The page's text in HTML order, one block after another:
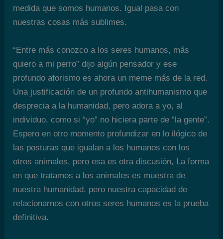
medida que somos humanos. Igual pasa con
nuestras cosas más sublimes.
“Entre más conozco a los seres humanos, más
quiero a mi perro” dijo algún pensador y ese
profundo aforismo es ahora un meme más de la red.
Una justificación de un profundo antihumanismo que
desprecia a la humanidad, pero adora a yo, al
individuo, como si “yo” no hiciera parte de “la gente”.
Espero en otro momento profundizar en lo ilógico de
las posturas que igualan a los humanos con los
otros animales, pero esa es otra discusión, La forma
en que tratamos a los animales es muestra de
nuestra humanidad, pero nuestra capacidad de
relacionarnos con otros seres humanos es la prueba
definitiva.